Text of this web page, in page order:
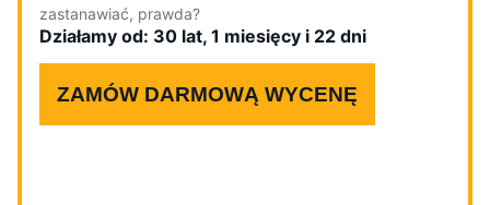
zastanawiać, prawda?
Działamy od: 30 lat, 1 miesięcy i 22 dni
ZAMÓW DARMOWĄ WYCENĘ